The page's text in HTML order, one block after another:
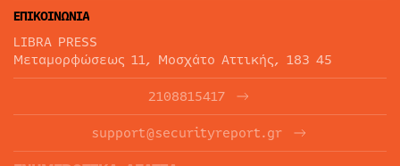
ΕΠΙΚΟΙΝΩΝΙΑ
LIBRA PRESS
Μεταμορφώσεως 11, Μοσχάτο Αττικής, 183 45
2108815417
support@securityreport.gr